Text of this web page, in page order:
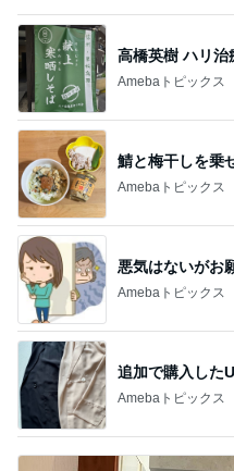
高橋英樹 ハリ治
Amebaトピックス
鯖と梅干しを乗
Amebaトピックス
悪気はないがお
Amebaトピックス
追加で購入した
Amebaトピックス